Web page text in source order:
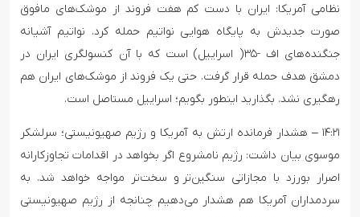
نظامی آمریکا: ایران با دست کم هفت فروند از موشک‌های مافوق
صورت جدیدش به پایگاه هوایی نواتیم حمله کرد. نواتیم آشیانه
جنگنده‌های اف -۳۵( اسراییل) است که با آن کنسولگری ایران در
دمشق هدف حمله قرار گرفت. حتی یک فروند از موشک‌های ایران هم
رهگیری نشد. بگذارید اینطور بگویم؛ اسراییل مستاصل است.
۱۴:۲۱ – هشدار فرمانده ارتش به آمریکا و رژیم صهیونیستی؛ سرلشکر
موسوی بیان داشت: رژیم نامشروع اگر بخواهد در اقدامات تجاوزکارانه
اصرار بورزد با مجازاتی سنگین‌تر و سخت‌تر مواجه خواهد شد. به
سردمداران آمریکا هم هشدار می‌دهیم چنانجه از رژیم صهیونیستی